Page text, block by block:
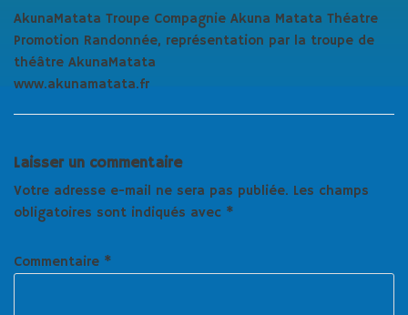
AkunaMatata Troupe Compagnie Akuna Matata Théatre
Promotion Randonnée, représentation par la troupe de
théâtre AkunaMatata
www.akunamatata.fr
Laisser un commentaire
Votre adresse e-mail ne sera pas publiée. Les champs
obligatoires sont indiqués avec *
Commentaire *